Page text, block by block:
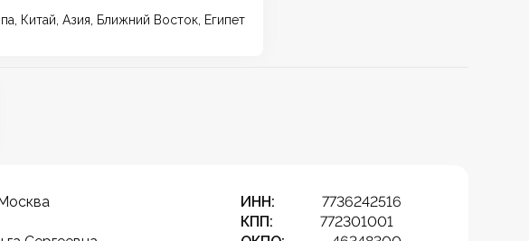
Китай, Азия, Ближний Восток, Египет
ИНН:
7736242516
КПП:
772301001